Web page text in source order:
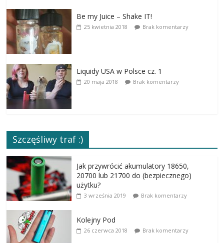
Be my Juice – Shake IT!
25 kwietnia 2018 Brak komentarzy
Liquidy USA w Polsce cz. 1
20 maja 2018 Brak komentarzy
Szczęśliwy traf :)
Jak przywrócić akumulatory 18650,
20700 lub 21700 do (bezpiecznego)
użytku?
3 września 2019 Brak komentarzy
Kolejny Pod
26 czerwca 2018 Brak komentarzy